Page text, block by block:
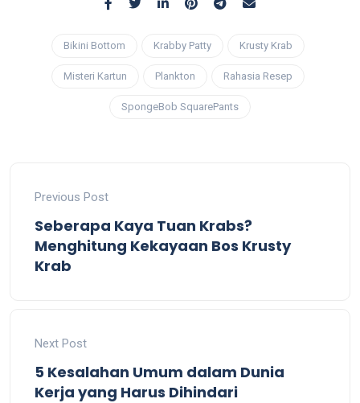
Bikini Bottom Krabby Patty Krusty Krab
Misteri Kartun Plankton Rahasia Resep
SpongeBob SquarePants
Previous Post
Seberapa Kaya Tuan Krabs?
Menghitung Kekayaan Bos Krusty
Krab
Next Post
5 Kesalahan Umum dalam Dunia
Kerja yang Harus Dihindari